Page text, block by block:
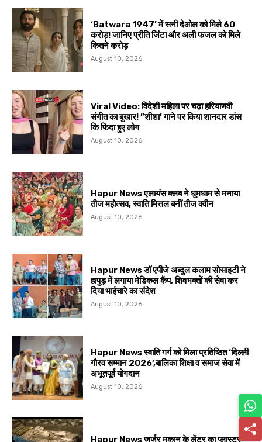
‘Batwara 1947’ में सनी देओल को मिले ₹60
करोड़! जानिए प्रीति जिंटा और अली फजल को मिले
कितने करोड़
August 10, 2026
Viral Video: विदेशी महिला पर चढ़ा हरियाणवी
संगीत का बुखार! ”शीशा’ गाने पर किया शानदार डांस
कि फिदा हुए लोग
August 10, 2026
Hapur News एलायंस क्लब ने धूमधाम से मनाया
तीज महोत्सव, स्वाति मित्तल बनीं तीज क्वीन
August 10, 2026
Hapur News डॉ एपीजे अब्दुल कलाम सोसाइटी ने
हापुड़ में लगाया मेडिकल कैंप, शिवभक्तों की सेवा कर
दिया भाईचारे का संदेश
August 10, 2026
Hapur News स्वाति गर्ग को मिला प्रतिष्ठित ‘दिल्ली
गौरव सम्मान 2026’,बालिका शिक्षा व समाज सेवा में
अभूतपूर्व योगदान
August 10, 2026
Hapur News जर्जर मकान के लेंटर का प्लास्टर